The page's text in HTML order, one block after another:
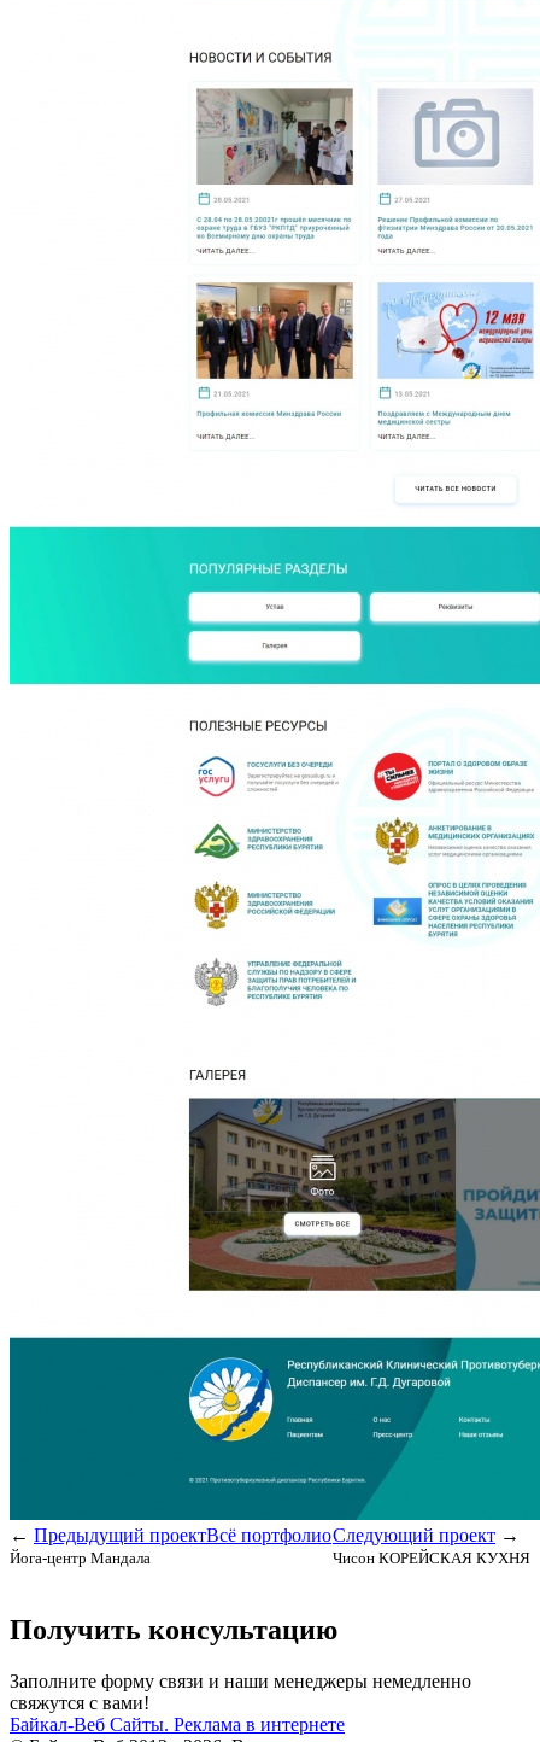
← Предыдущий проект
Йога-центр Мандала
Всё портфолиоСледующий проект →
Чисон КОРЕЙСКАЯ КУХНЯ
Получить консультацию
Заполните форму связи и наши менеджеры немедленно
свяжутся с вами!
Байкал-Веб Сайты. Реклама в интернете